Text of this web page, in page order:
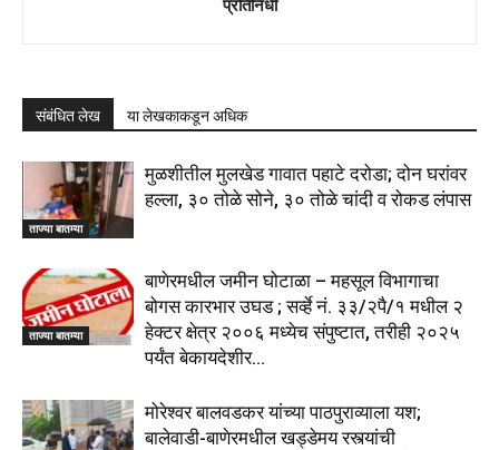
संबंधित लेख या लेखकाकडून अधिक
ताज्या बातम्या
मुळशीतील मुलखेड गावात पहाटे दरोडा; दोन घरांवर
हल्ला, ३० तोळे सोने, ३० तोळे चांदी व रोकड लंपास
ताज्या बातम्या
बाणेरमधील जमीन घोटाळा – महसूल विभागाचा
बोगस कारभार उघड ; सर्व्हे नं. ३३/२पै/१ मधील २
हेक्टर क्षेत्र २००६ मध्येच संपुष्टात, तरीही २०२५
पर्यंत बेकायदेशीर...
मोरेश्वर बालवडकर यांच्या पाठपुराव्याला यश;
बालेवाडी-बाणेरमधील खड्डेमय रस्त्यांची